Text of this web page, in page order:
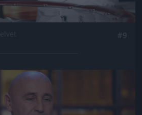
Jön még kép!